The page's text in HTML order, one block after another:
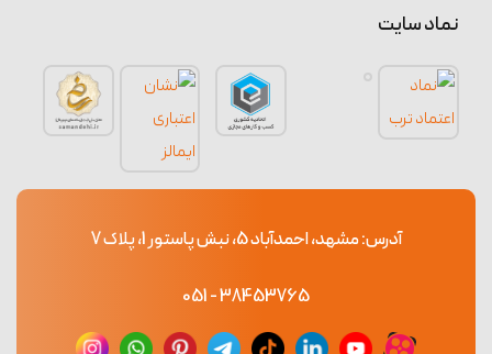
نماد سایت
آدرس: مشهد، احمدآباد 5، نبش پاستور 1، پلاک 7
38453765 - 051